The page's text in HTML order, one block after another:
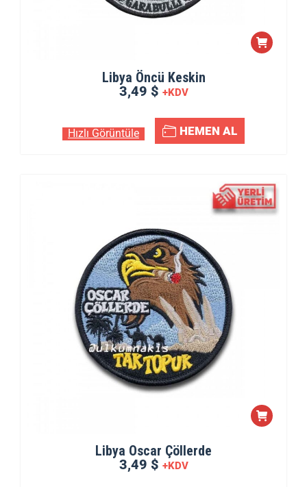
Libya Öncü Keskin
3,49 $ +KDV
Hızlı Görüntüle HEMEN AL
Libya Oscar Çöllerde
3,49 $ +KDV